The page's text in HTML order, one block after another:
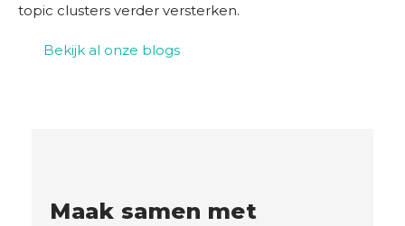
topic clusters verder versterken.
Maak samen met
Bekijk al onze blogs